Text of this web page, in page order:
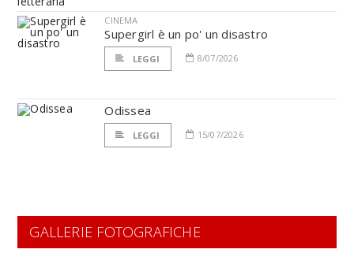
CINEMA
Supergirl è un po' un disastro
LEGGI 8/07/2026
Odissea
LEGGI 15/07/2026
GALLERIE FOTOGRAFICHE